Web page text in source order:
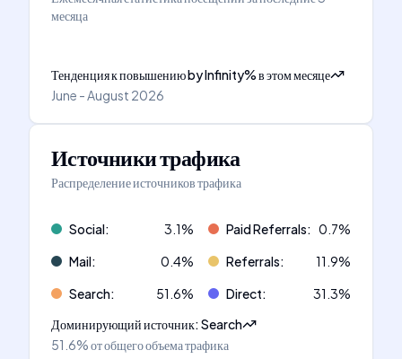
месяца
Тенденция к повышениюbyInfinity%в этом месяце
June - August 2026
Источники трафика
Распределение источников трафика
Social: 3.1% Paid Referrals: 0.7%
Mail: 0.4% Referrals: 11.9%
Search: 51.6% Direct: 31.3%
Доминирующий источник:Search
51.6%от общего объема трафика